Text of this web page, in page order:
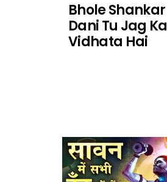
Bhole Shankar
Dani Tu Jag Ka
Vidhata Hai